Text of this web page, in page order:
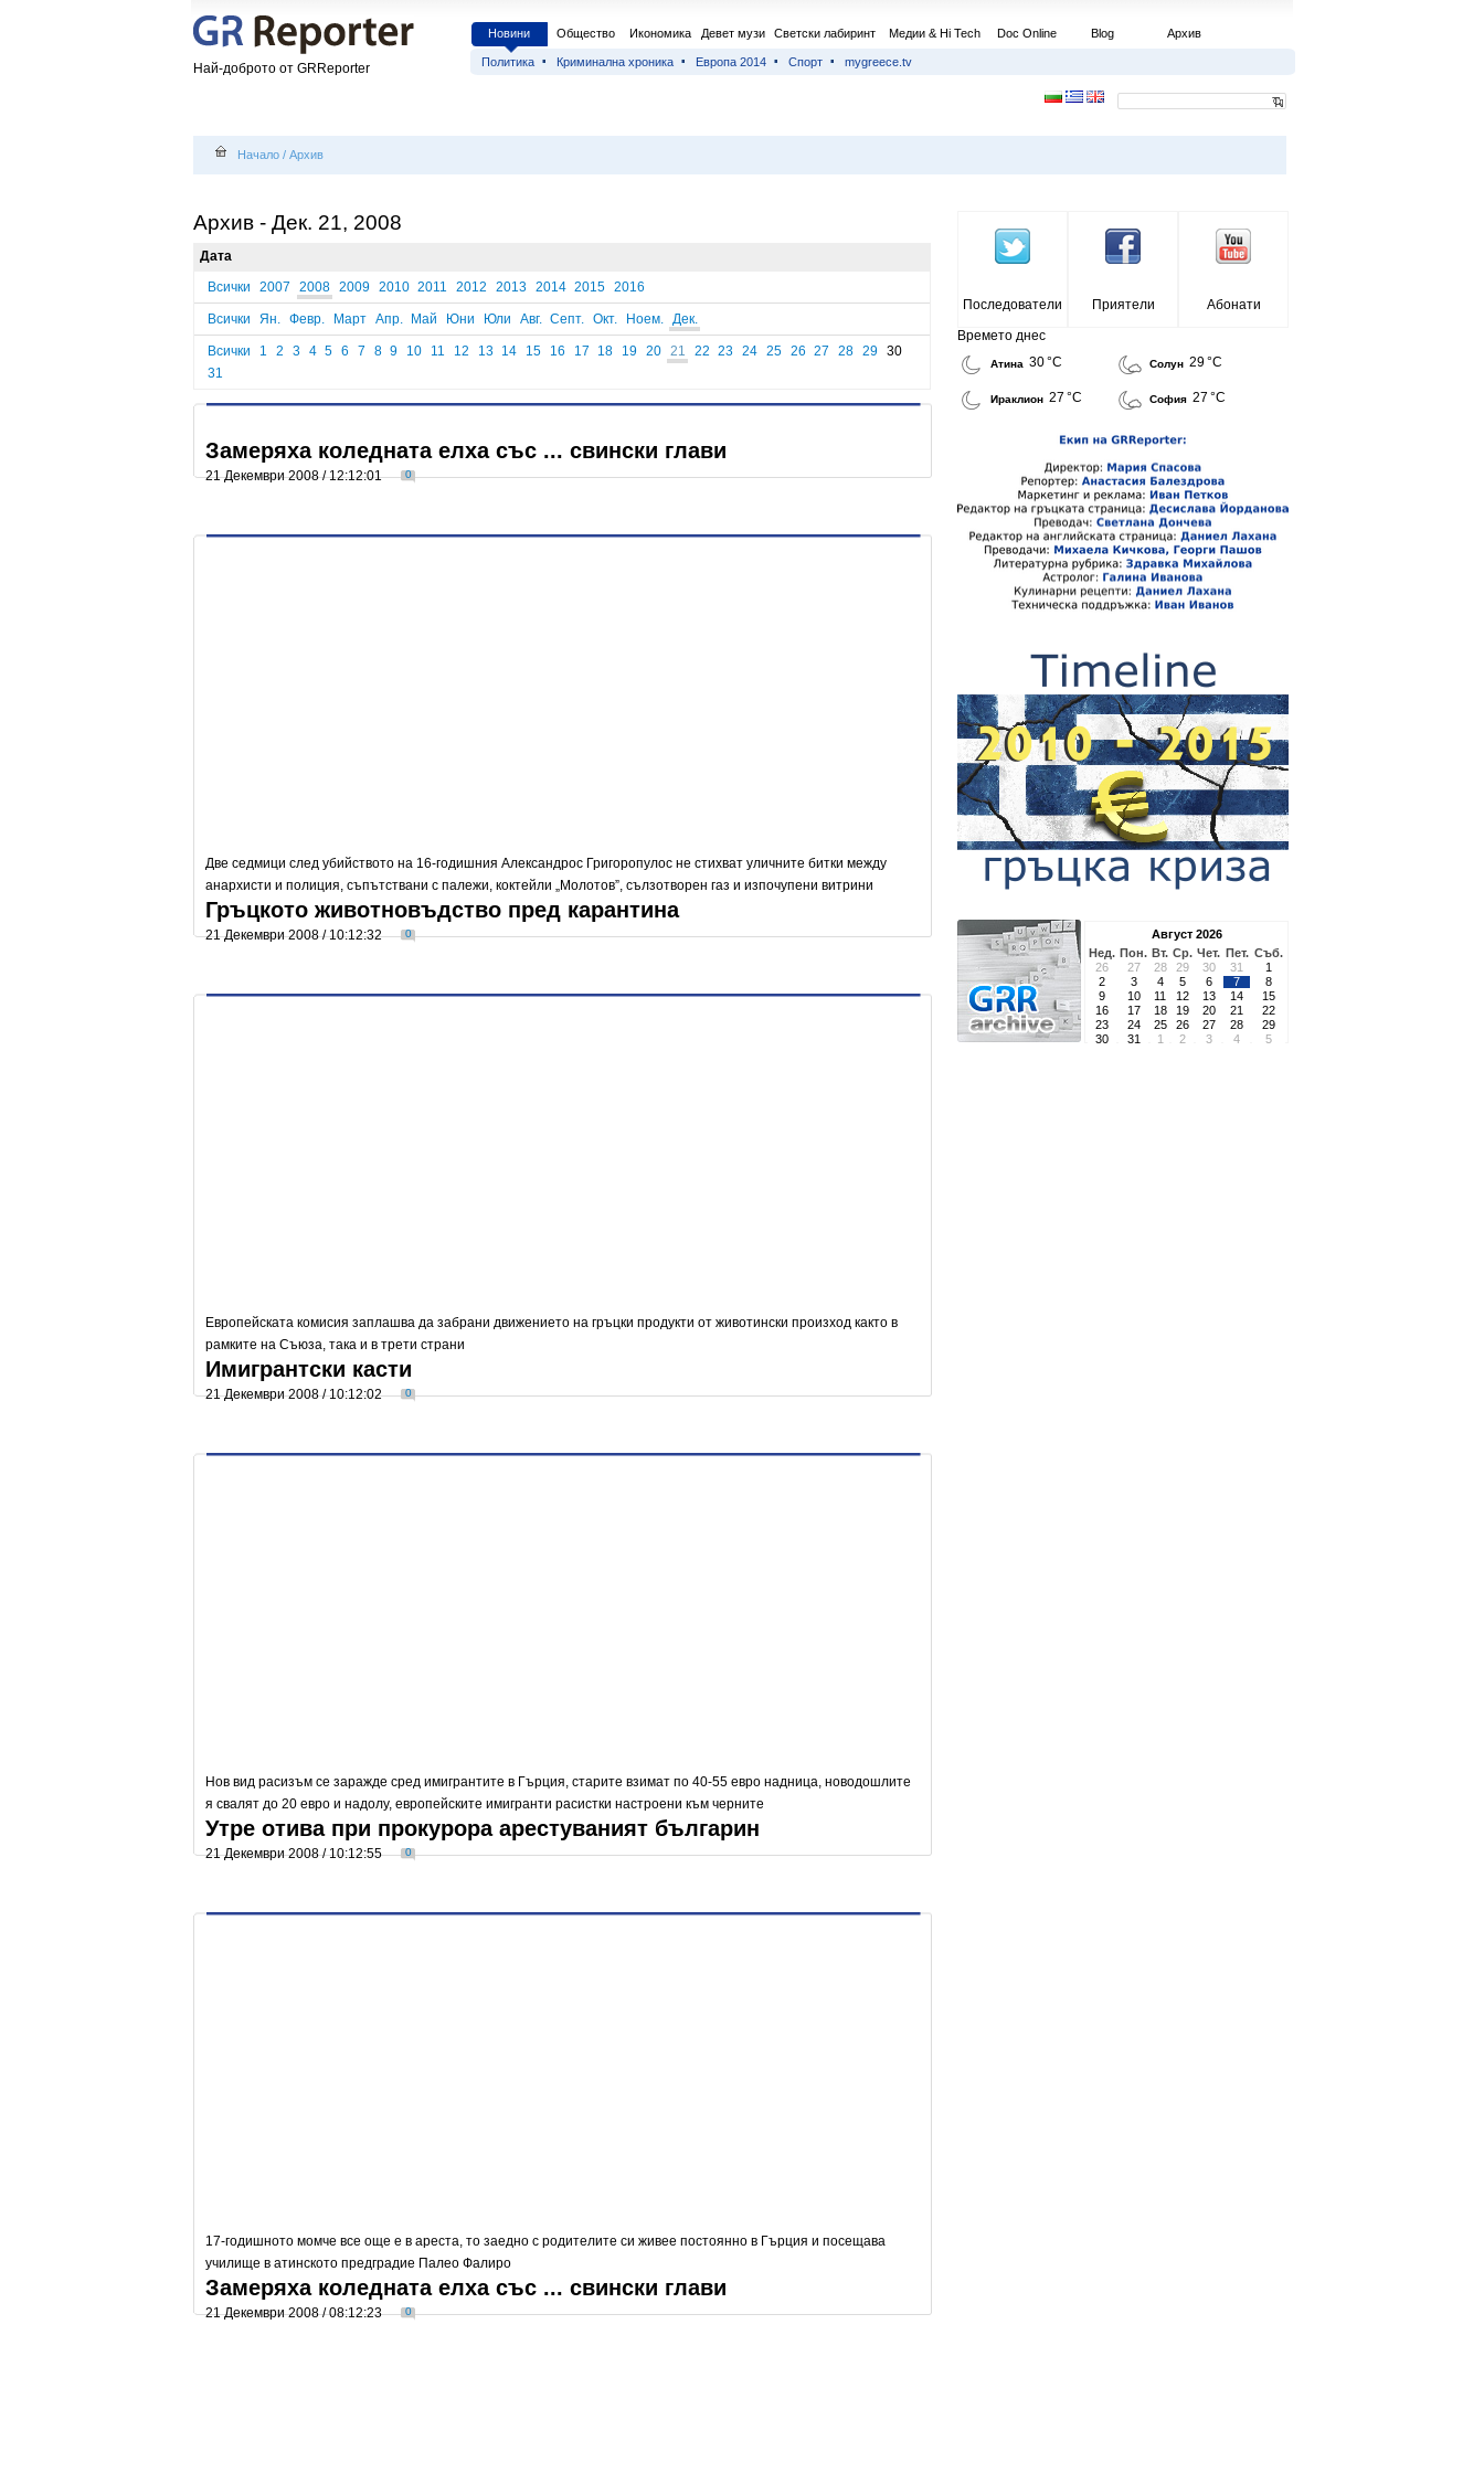
Най-доброто от GRReporter
Новини Общество Икономика Девет музи Светски лабиринт Медии & Hi Tech Doc Online Blog Архив
Политика Криминална хроника Европа 2014 Спорт mygreece.tv
Начало / Архив
Архив - Дек. 21, 2008
Дата
Всички
2007 2008 2009 2010 2011 2012 2013 2014 2015 2016
Всички Ян. Февр. Март Апр. Май Юни Юли Авг. Септ. Окт. Ноем. Дек.
Всички 1 2 3 4 5 6 7 8 9 10 11 12 13 14 15 16 17 18 19 20 21 22 23 24 25 26 27 28 29 30
31
Замеряха коледната елха със ... свински глави
21 Декември 2008 / 12:12:01 0
Две седмици след убийството на 16-годишния Александрос Григоропулос не стихват уличните битки между
анархисти и полиция, съпътствани с палежи, коктейли „Молотов”, сълзотворен газ и изпочупени витрини
Гръцкото животновъдство пред карантина
21 Декември 2008 / 10:12:32 0
Европейската комисия заплашва да забрани движението на гръцки продукти от животински произход както в
рамките на Съюза, така и в трети страни
Имигрантски касти
21 Декември 2008 / 10:12:02 0
Нов вид расизъм се заражде сред имигрантите в Гърция, старите взимат по 40-55 евро надница, новодошлите
я свалят до 20 евро и надолу, европейските имигранти расистки настроени към черните
Утре отива при прокурора арестуваният българин
21 Декември 2008 / 10:12:55 0
17-годишното момче все още е в ареста, то заедно с родителите си живее постоянно в Гърция и посещава
училище в атинското предградие Палео Фалиро
Замеряха коледната елха със ... свински глави
21 Декември 2008 / 08:12:23 0
Последователи Приятели
Абонати
Времето днес
Атина 30 °C Солун 29 °C
Ираклион 27 °C София 27 °C
Август 2026
Нед. Пон. Вт. Ср. Чет. Пет. Съб.
26
27 28 29 30 31
1
2
3 4 5 6 7
8
9
10 11 12 13 14
15
16
17 18 19 20 21
22
23
24 25 26 27 28
29
30
31 1 2 3 4 5